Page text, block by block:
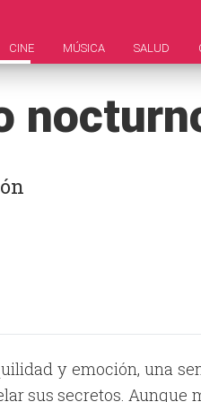
CINE MÚSICA SALUD
y emoción, una
sus secretos. Aunque